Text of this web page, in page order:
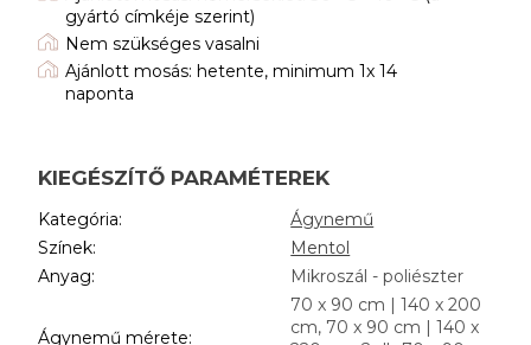
gyártó címkéje szerint)
Nem szükséges vasalni
Ajánlott mosás: hetente, minimum 1x 14
naponta
KIEGÉSZÍTŐ PARAMÉTEREK
Kategória:
Ágynemű
Színek:
Mentol
Anyag: Mikroszál - poliészter
Ágynemű mérete:
70 x 90 cm | 140 x 200
cm, 70 x 90 cm | 140 x